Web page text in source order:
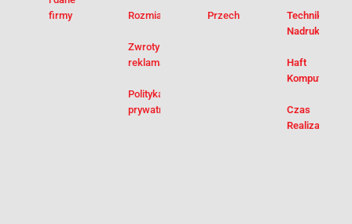
Techniki
Nadruku
Haft
Komputerowy
Czas
Realizacji
Przechowalnia
Rozmiarówka
Zwroty i
reklamacje
Polityka
prywatności
firmy